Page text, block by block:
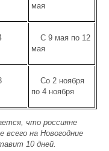
мая
С 9 мая по 12
мая
Со 2 ноября
по 4 ноября
что россияне
на Новогодние
10 дней.